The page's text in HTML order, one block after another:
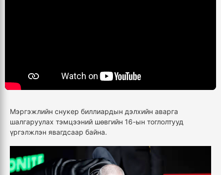
Мэргэжлийн снукер биллиардын дэлхийн аварга
шалгаруулах тэмцээний шөвгийн 16-ын тоглолтууд
үргэлжлэн явагдсаар байна.